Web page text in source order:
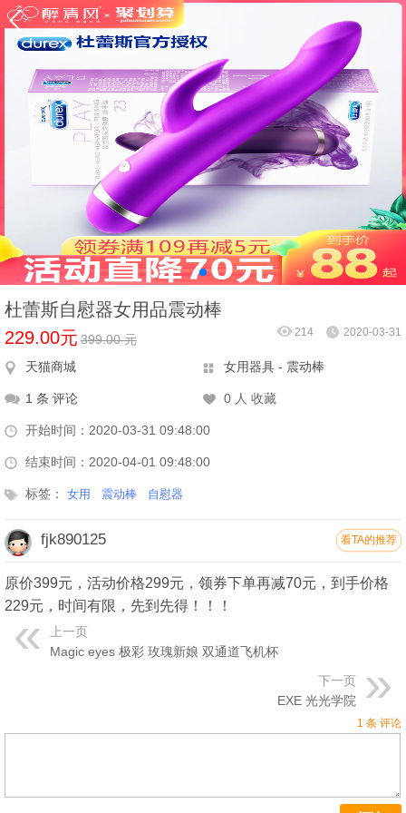
杜蕾斯自慰器女用品震动棒
229.00元 399.00 元 2020-03-31
214
天猫商城 女用器具 - 震动棒
1 条 评论 0 人 收藏
开始时间：2020-03-31 09:48:00
结束时间：2020-04-01 09:48:00
标签： 女用 震动棒 自慰器
fjk890125 看TA的推荐
原价399元，活动价格299元，领券下单再减70元，到手价格
229元，时间有限，先到先得！！！
上一页
Magic eyes 极彩 玫瑰新娘 双通道飞机杯
下一页
EXE 光光学院
1 条 评论